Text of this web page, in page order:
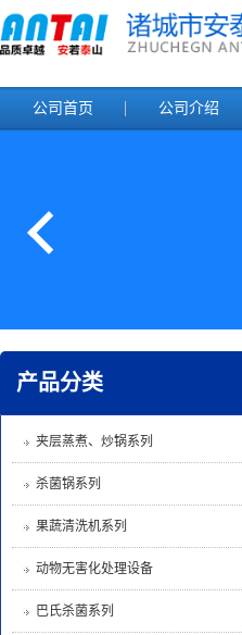
公司首页 公司介绍
产品分类
夹层蒸煮、炒锅系列
杀菌锅系列
果蔬清洗机系列
动物无害化处理设备
巴氏杀菌系列